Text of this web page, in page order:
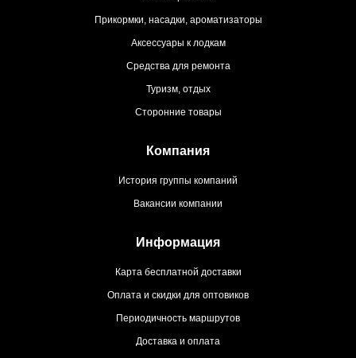
Прикормки, насадки, ароматизаторы
Аксессуары к лодкам
Средства для ремонта
Туризм, отдых
Сторонние товары
Компания
История группы компаний
Вакансии компании
Информация
Карта бесплатной доставки
Оплата и скидки для оптовиков
Периодичность маршрутов
Доставка и оплата